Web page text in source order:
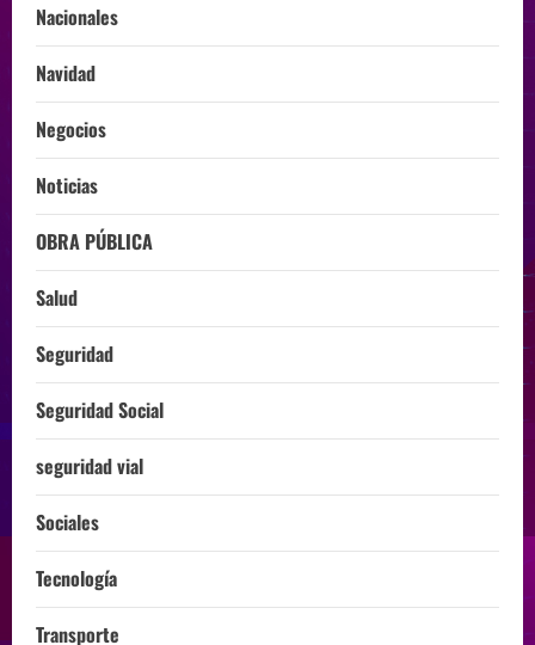
Nacionales
Navidad
Negocios
Noticias
OBRA PÚBLICA
Salud
Seguridad
Seguridad Social
seguridad vial
Sociales
Tecnología
Transporte